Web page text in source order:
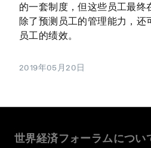
的一套制度，但这些员工最终
除了预测员工的管理能力，
员工的绩效。
2019年05月20日
世界経済フォーラムについ